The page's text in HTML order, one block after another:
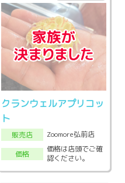
クランウェルアプリコッ
ト
販売店
Zoomore弘前店
価格
価格は店頭でご確
認ください。